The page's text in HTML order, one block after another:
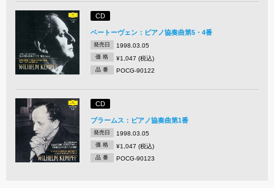
CD
ベートーヴェン：ピアノ協奏曲第5・4番
発売日 1998.03.05
価 格 ¥1,047 (税込)
品 番 POCG-90122
CD
ブラームス：ピアノ協奏曲第1番
発売日 1998.03.05
価 格 ¥1,047 (税込)
品 番 POCG-90123